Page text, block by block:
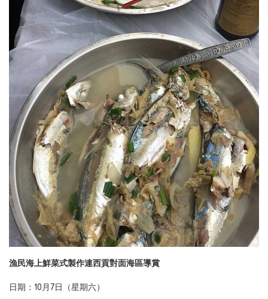
漁民海上鮮菜式製作連西貢對面海區導賞
日期：10月7日（星期六）